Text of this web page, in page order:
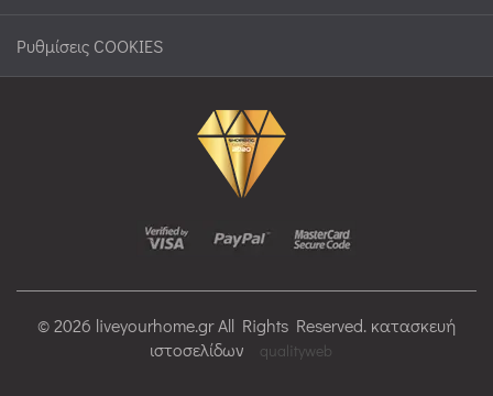
Ρυθμίσεις COOKIES
© 2026 liveyourhome.gr All Rights Reserved. κατασκευή
ιστοσελίδων
qualityweb